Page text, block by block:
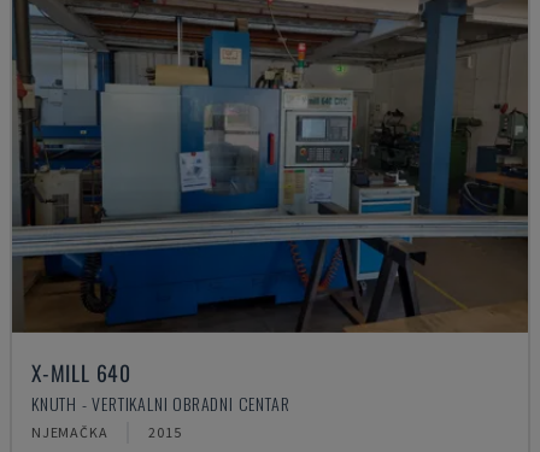
X-MILL 640
KNUTH - VERTIKALNI OBRADNI CENTAR
NJEMAČKA 2015